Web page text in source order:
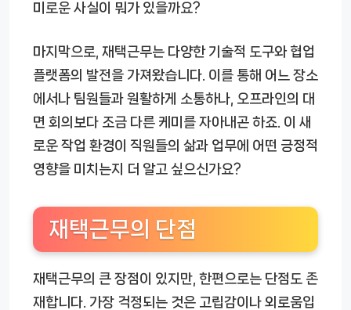
미로운 사실이 뭐가 있을까요?
마지막으로, 재택근무는 다양한 기술적 도구와 협업
플랫폼의 발전을 가져왔습니다. 이를 통해 어느 장소
에서나 팀원들과 원활하게 소통하나, 오프라인의 대
면 회의보다 조금 다른 케미를 자아내곤 하죠. 이 새
로운 작업 환경이 직원들의 삶과 업무에 어떤 긍정적
영향을 미치는지 더 알고 싶으신가요?
재택근무의 단점
재택근무의 큰 장점이 있지만, 한편으로는 단점도 존
재합니다. 가장 걱정되는 것은 고립감이나 외로움입